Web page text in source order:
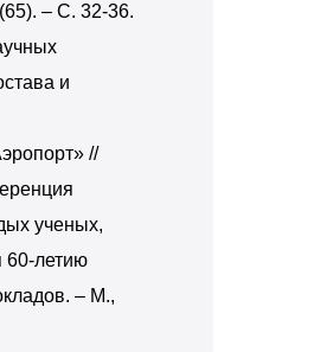
– С. 32-36.
и
//
ученых,
60-летию
– М.,